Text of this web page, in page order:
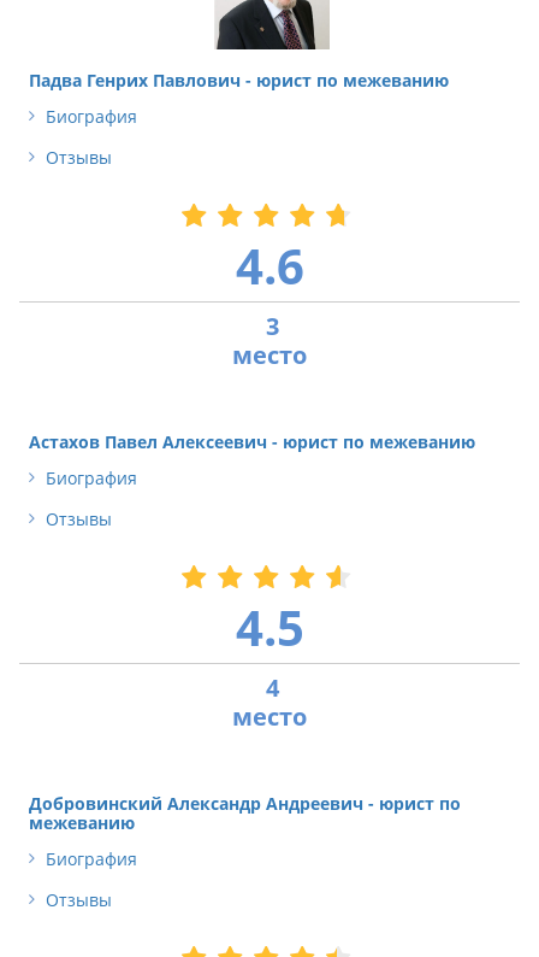
Падва Генрих Павлович - юрист по межеванию
Биография
Отзывы
4.6
3
Астахов Павел Алексеевич - юрист по межеванию
Биография
Отзывы
4.5
4
Добровинский Александр Андреевич - юрист по
межеванию
Биография
Отзывы